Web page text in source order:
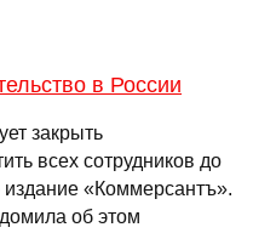
в России
закрыть
всех сотрудников до
издание «Коммерсантъ».
об этом